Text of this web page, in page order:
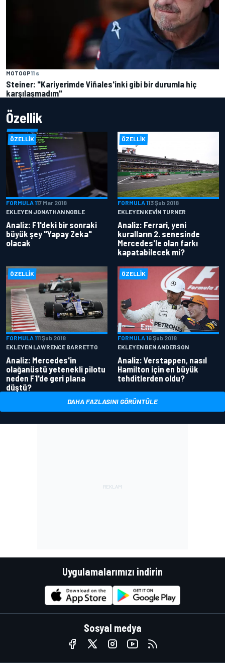
MOTOGP11 s
Steiner: "Kariyerimde Viñales'inki gibi bir durumla hiç
karşılaşmadım"
Özellik
ÖZELLIK
FORMULA 117 Mar 2018
EKLEYEN JONATHAN NOBLE
Analiz: F1'deki bir sonraki
büyük şey "Yapay Zeka"
olacak
ÖZELLIK
FORMULA 113 Şub 2018
EKLEYEN KEVIN TURNER
Analiz: Ferrari, yeni
kuralların 2. senesinde
Mercedes'le olan farkı
kapatabilecek mi?
ÖZELLIK
FORMULA 111 Şub 2018
EKLEYEN LAWRENCE BARRETTO
Analiz: Mercedes'in
olağanüstü yetenekli pilotu
neden F1'de geri plana
düştü?
ÖZELLIK
FORMULA 16 Şub 2018
EKLEYEN BEN ANDERSON
Analiz: Verstappen, nasıl
Hamilton için en büyük
tehditlerden oldu?
DAHA FAZLASINI GÖRÜNTÜLE
Uygulamalarımızı indirin
Sosyal medya